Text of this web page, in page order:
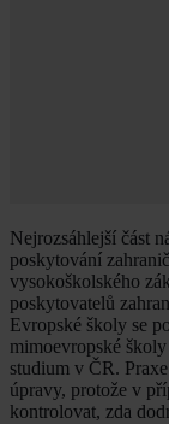
Nejrozsáhlejší část
poskytování
vysokoškolského
poskytovatelů
Evropské školy se
mimoevropské
studium v ČR.
úpravy, protože v
kontrolovat, zda